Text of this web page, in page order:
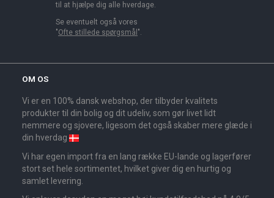
til at hjælpe dig alle hverdage.
Se eventuelt også vores
"Ofte stillede spørgsmål ".
OM OS
Vi er en 100% dansk webshop, der tilbyder kvalitets
produkter til din bolig og dit udeliv, som gør livet lidt
nemmere og sjovere, ligesom det også skaber mere glæde i
din hverdag
Vi har egen import fra en lang række EU-lande og lagerfører
stort set hele sortimentet, hvilket giver dig en hurtig og
samlet levering.